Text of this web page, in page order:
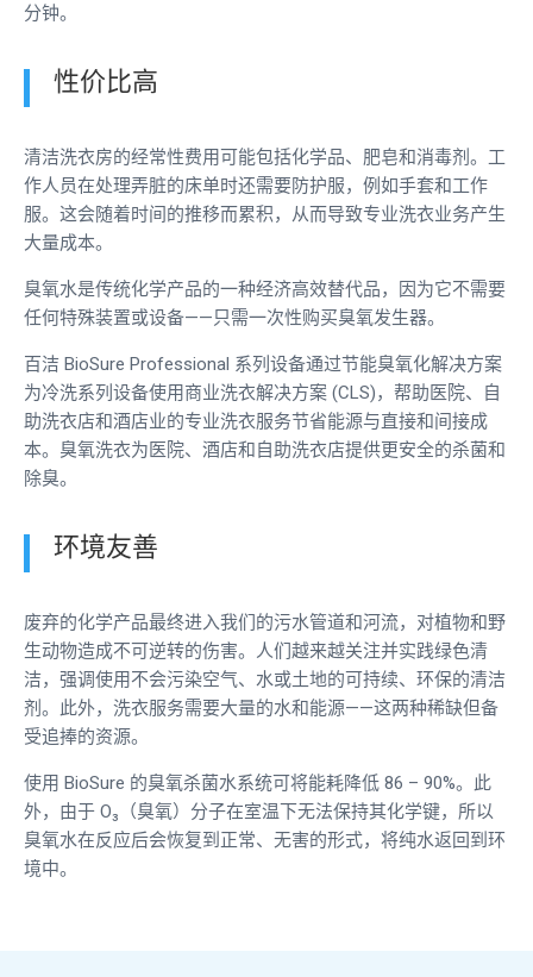
分钟。
性价比高
清洁洗衣房的经常性费用可能包括化学品、肥皂和消毒剂。工
作人员在处理弄脏的床单时还需要防护服，例如手套和工作
服。这会随着时间的推移而累积，从而导致专业洗衣业务产生
大量成本。
臭氧水是传统化学产品的一种经济高效替代品，因为它不需要
任何特殊装置或设备——只需一次性购买臭氧发生器。
百洁 BioSure Professional 系列设备通过节能臭氧化解决方案
为冷洗系列设备使用商业洗衣解决方案 (CLS)，帮助医院、自
助洗衣店和酒店业的专业洗衣服务节省能源与直接和间接成
本。臭氧洗衣为医院、酒店和自助洗衣店提供更安全的杀菌和
除臭。
环境友善
废弃的化学产品最终进入我们的污水管道和河流，对植物和野
生动物造成不可逆转的伤害。人们越来越关注并实践绿色清
洁，强调使用不会污染空气、水或土地的可持续、环保的清洁
剂。此外，洗衣服务需要大量的水和能源——这两种稀缺但备
受追捧的资源。
使用 BioSure 的臭氧杀菌水系统可将能耗降低 86 – 90%。此
外，由于 O₃（臭氧）分子在室温下无法保持其化学键，所以
臭氧水在反应后会恢复到正常、无害的形式，将纯水返回到环
境中。